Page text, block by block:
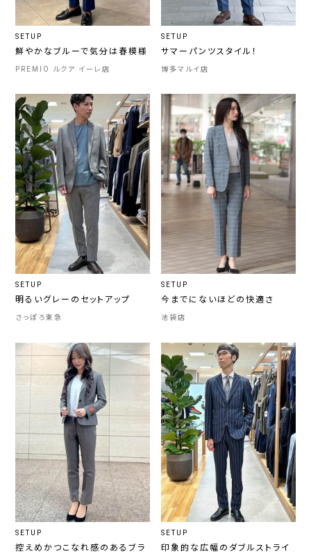
SETUP
鮮やかなブルーで気分は春模様
PREMIO ルクア イーレ店
SETUP
サマーパンツスタイル！
博多マルイ店
SETUP
明るいグレーのセットアップ
さっぽろ東急
SETUP
今までにないほどの快適さ
池袋店
SETUP
控えめかつこなれ感のあるブラ
SETUP
印象的な広幅のダブルストライ